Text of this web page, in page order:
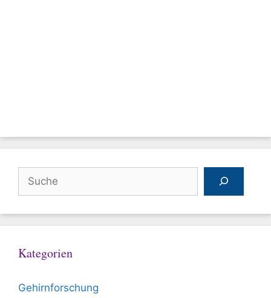
Kategorien
Gehirnforschung